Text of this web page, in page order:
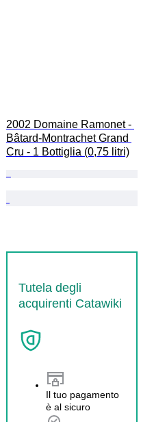
2002 Domaine Ramonet -
Bâtard-Montrachet Grand
Cru - 1 Bottiglia (0,75 litri)
Tutela degli
acquirenti Catawiki
Il tuo pagamento
è al sicuro